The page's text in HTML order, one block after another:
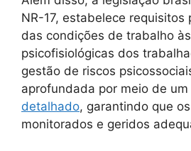
NR-17, estabelece requisitos
das condições de trabalho
psicofisiológicas dos
gestão de riscos
aprofundada por meio de um
detalhado, garantindo que
monitorados e geridos